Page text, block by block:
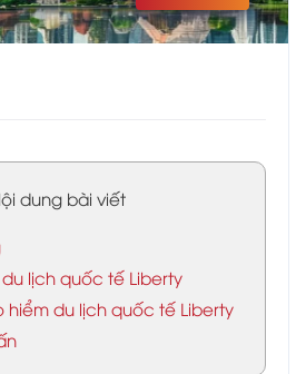
dung bài viết
lịch quốc tế Liberty
du lịch quốc tế Liberty